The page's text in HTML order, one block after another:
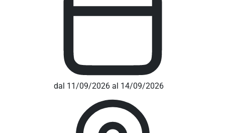
dal 11/09/2026 al 14/09/2026